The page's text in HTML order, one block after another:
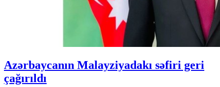
Azərbaycanın Malayziyadakı səfiri geri
çağırıldı